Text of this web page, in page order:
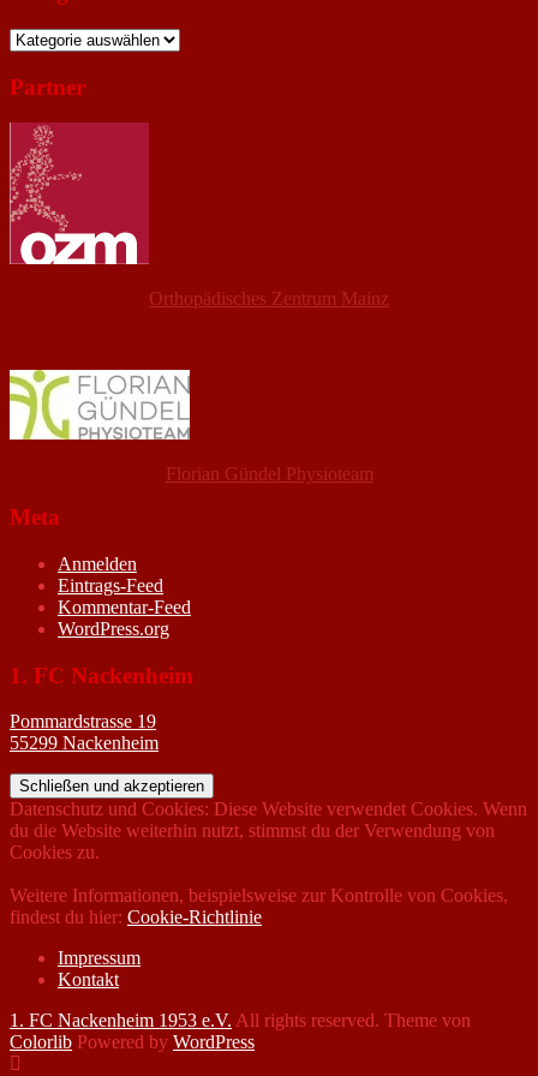
Kategorien
Partner
Orthopädisches Zentrum Mainz
Florian Gündel Physioteam
Meta
Anmelden
Eintrags-Feed
Kommentar-Feed
WordPress.org
1. FC Nackenheim
Pommardstrasse 19
55299 Nackenheim
Datenschutz und Cookies: Diese Website verwendet Cookies. Wenn
du die Website weiterhin nutzt, stimmst du der Verwendung von
Cookies zu.
Weitere Informationen, beispielsweise zur Kontrolle von Cookies,
findest du hier: Cookie-Richtlinie
Impressum
Kontakt
1. FC Nackenheim 1953 e.V. All rights reserved. Theme von
Colorlib Powered by WordPress